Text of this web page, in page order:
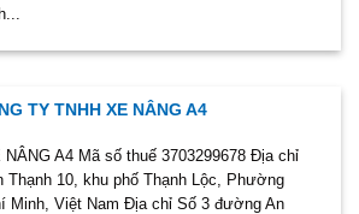
TY TNHH XE NÂNG A4
NÂNG A4 Mã số thuế 3703299678 Địa chỉ
Thạnh 10, khu phố Thạnh Lộc, Phường
Minh, Việt Nam Địa chỉ Số 3 đường An